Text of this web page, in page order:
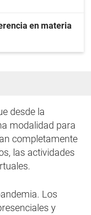
en materia
desde la
modalidad para
completamente
las actividades
Los
y